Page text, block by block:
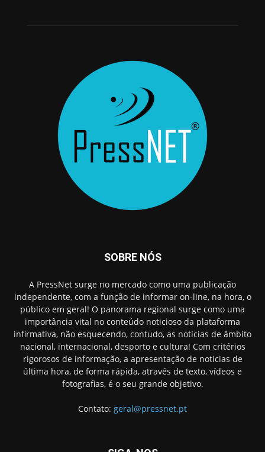
SOBRE NÓS
A PressNet surge no mercado como uma publicação
independente, com a função de informar on-line, na hora, o
público em geral! O panorama regional surge como uma
importância vital no conteúdo noticioso da plataforma
infirmativa, não esquecendo, contudo, as notícias de âmbito
nacional, internacional, desporto e cultura! Com critérios
rigorosos de informação, a apresentação de noticias de
última hora, de forma rápida, através de texto, vídeos e
fotografias, é o seu grande objetivo.
Contato: geral@pressnet.pt